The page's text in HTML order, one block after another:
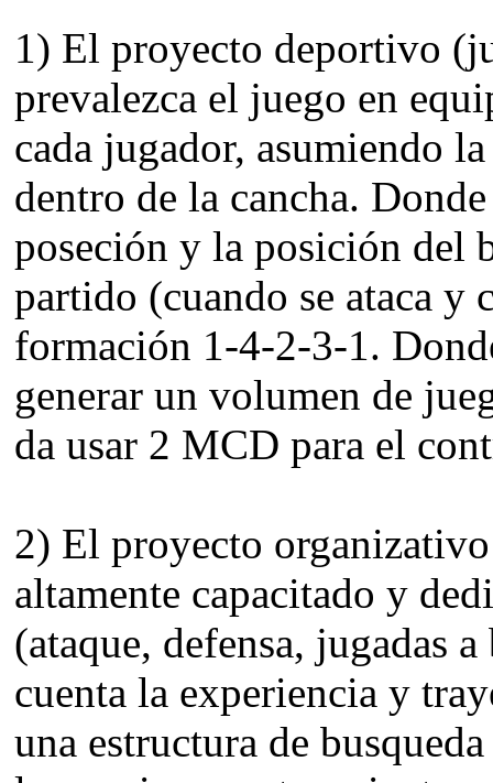
1) El proyecto deportivo
prevalezca el juego en
cada jugador, asumiendo
dentro de la cancha.
poseción y la posición del
partido (cuando se ataca y
formación 1-4-2-3-1.
generar un volumen de
da usar 2 MCD para el
2) El proyecto
altamente capacitado y
(ataque, defensa, jugadas
cuenta la experiencia y
una estructura de